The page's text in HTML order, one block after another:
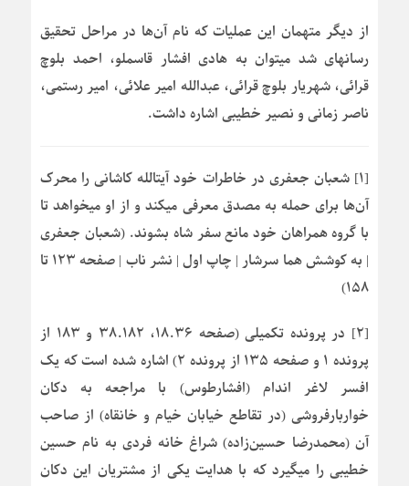
از دیگر متهمان این عملیات که نام آن‌ها در مراحل تحقیق
رسانهای شد میتوان به هادی افشار قاسملو، احمد بلوچ
قرائی، شهریار بلوچ قرائی، عبدالله امیر علائی، امیر رستمی،
ناصر زمانی و نصیر خطیبی اشاره داشت.
[۱] شعبان جعفری در خاطرات خود آیتالله کاشانی را محرک
آن‌ها برای حمله به مصدق معرفی میکند و از او میخواهد تا
با گروه همراهان خود مانع سفر شاه بشوند. (شعبان جعفری
| به کوشش هما سرشار | چاپ اول | نشر ناب | صفحه ۱۲۳ تا
۱۵۸)
[۲] در پرونده تکمیلی (صفحه ۱۸.۳۶، ۳۸.۱۸۲ و ۱۸۳ از
پرونده ۱ و صفحه ۱۳۵ از پرونده ۲) اشاره شده است که یک
افسر لاغر اندام (افشارطوس) با مراجعه به دکان
خواربارفروشی (در تقاطع خیابان خیام و خانقاه) از صاحب
آن (محمدرضا حسین‌زاده) شراغ خانه فردی به نام حسین
خطیبی را میگیرد که با هدایت یکی از مشتریان این دکان